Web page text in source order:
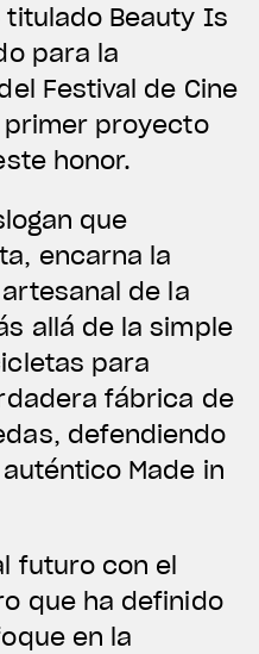
Beauty Is
para la
Festival de Cine
primer proyecto
honor.
que
encarna la
de la
allá de la simple
para
fábrica de
defendiendo
Made in
futuro con el
que ha definido
en la